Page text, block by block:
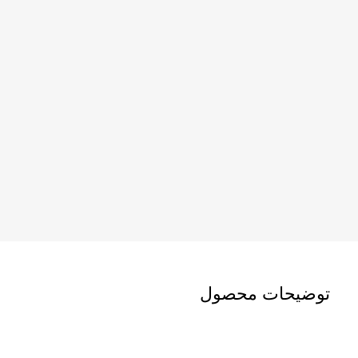
توضیحات محصول